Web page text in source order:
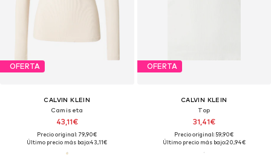
OFERTA
CALVIN KLEIN
Camiseta
43,11€
Precio original: 79,90€
Último precio más bajo:43,11€
OFERTA
CALVIN KLEIN
Top
31,41€
Precio original: 59,90€
Último precio más bajo:20,94€